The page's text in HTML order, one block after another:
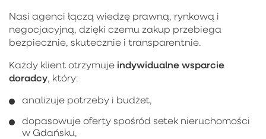
Nasi agenci łączą wiedzę prawną, rynkową i
negocjacyjną, dzięki czemu zakup przebiega
bezpiecznie, skutecznie i transparentnie.
Każdy klient otrzymuje indywidualne wsparcie
doradcy, który:
analizuje potrzeby i budżet,
dopasowuje oferty spośród setek nieruchomości
w Gdańsku,